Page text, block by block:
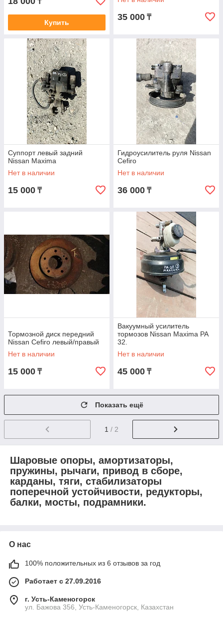
Купить
35 000 ₸
Суппорт левый задний
Nissan Maxima
Нет в наличии
15 000 ₸
Гидроусилитель руля Nissan
Cefiro
Нет в наличии
36 000 ₸
Тормозной диск передний
Nissan Cefiro левый/правый
Нет в наличии
15 000 ₸
Вакуумный усилитель
тормозов Nissan Maxima PA
32.
Нет в наличии
45 000 ₸
Показать ещё
1 / 2
Шаровые опоры, амортизаторы,
пружины, рычаги, привод в сборе,
карданы, тяги, стабилизаторы
поперечной устойчивости, редукторы,
балки, мосты, подрамники.
О нас
100% положительных из 6 отзывов за год
Работает с 27.09.2016
г. Усть-Каменогорск
ул. Бажова 356, Усть-Каменогорск, Казахстан